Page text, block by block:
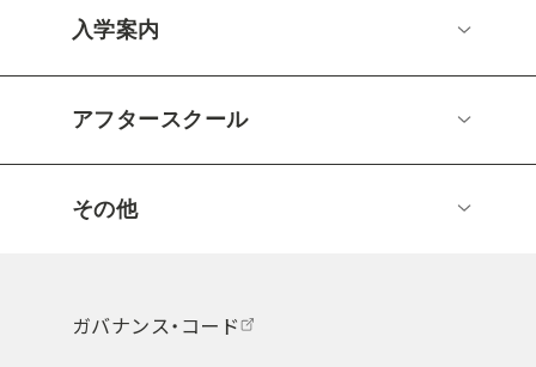
入学案内
アフタースクール
その他
ガバナンス・コード